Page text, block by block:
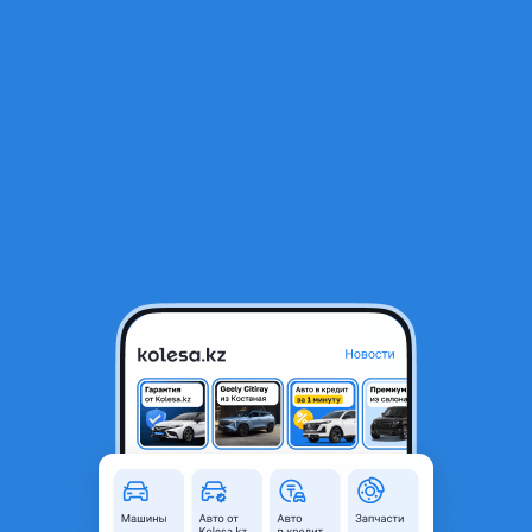
ПЕДАЛИ (В АССОРТИМЕНТЕ)
Алматы, Алматинская